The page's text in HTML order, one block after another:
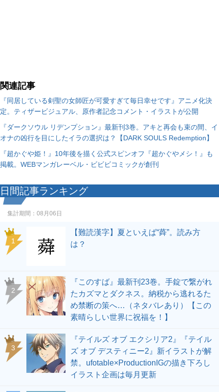
関連記事
『同居している剣聖の女師匠が可愛すぎて毎日幸せです』アニメ化決
定。ティザービジュアル、原作者記念コメント・イラストが公開
『ダークソウル リデンプション』最新刊3巻。アキと再会も束の間、イ
オナの凶行を目にしたイラの選択は？【DARK SOULS Redemption】
『超かぐや姫！』10年後を描く公式スピンオフ『超かぐやメシ！』も
掲載。WEBマンガレーベル・ビビビコミックが創刊
日間記事ランキング
集計期間： 08月06日
1
【難読漢字】夏といえば“蕣”。読み方
は？
2
『このすば』最新刊23巻。手錠で繋がれ
たカズマとダクネス。納税から逃れるた
め禁断の策へ…（ネタバレあり）【この
素晴らしい世界に祝福を！】
3
『テイルズ オブ エクシリア2』『テイル
ズ オブ デスティニー2』新イラストが解
禁。ufotable×ProductionIGの描き下ろし
イラスト企画は毎月更新